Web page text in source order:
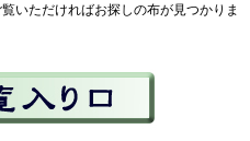
いただければお探しの布が見つかりま